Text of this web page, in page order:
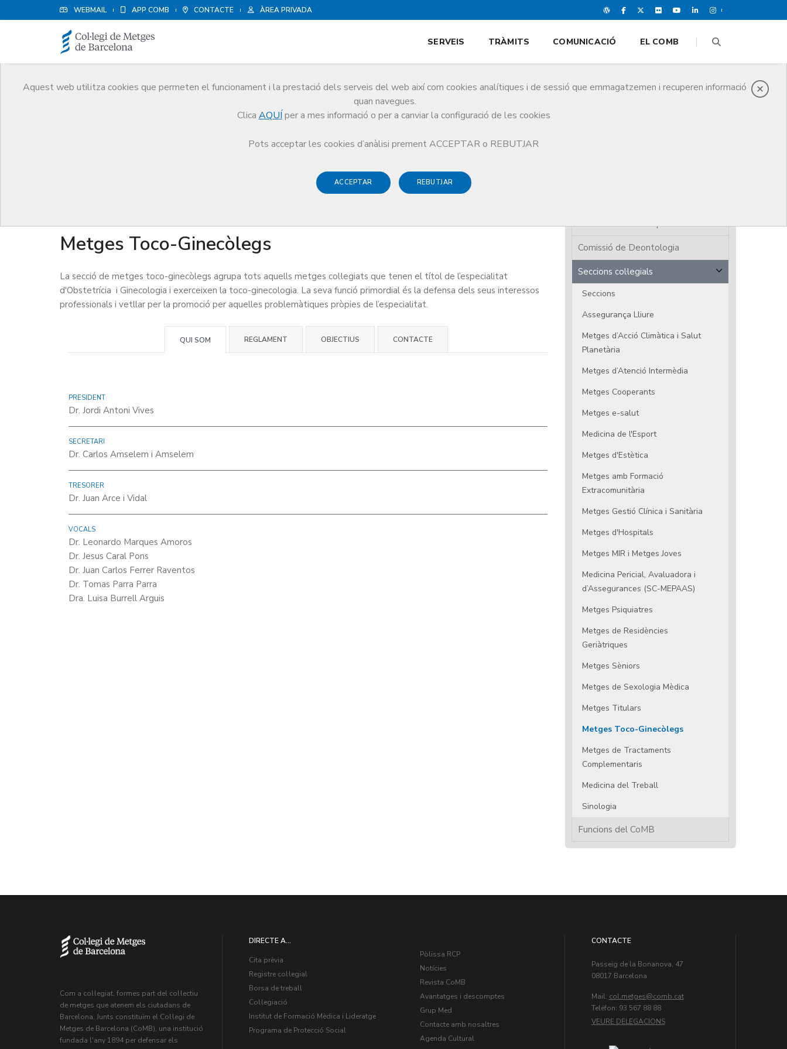
WEBMAIL APP COMB CONTACTE ÀREA PRIVADA
Aquest web utilitza cookies que permeten el funcionament i la prestació dels serveis del web així com cookies analítiques i de sessió que emmagatzemen i recuperen informació
quan navegues.
Clica AQUÍ per a mes informació o per a canviar la configuració de les cookies
Pots acceptar les cookies d’anàlisi prement ACCEPTAR o REBUTJAR
ACCEPTAR REBUTJAR
SERVEIS TRÀMITS COMUNICACIÓ EL COMB
Metges Toco-Ginecòlegs
Metges Toco-Ginecòlegs
La secció de metges toco-ginecòlegs agrupa tots aquells metges col·legiats que tenen el títol de l’especialitat
d'Obstetrícia i Ginecologia i exerceixen la toco-ginecologia. La seva funció primordial és la defensa dels seus interessos
professionals i vetllar per la promoció per aquelles problemàtiques pròpies de l’especialitat.
QUI SOM REGLAMENT OBJECTIUS CONTACTE
PRESIDENT
Dr. Jordi Antoni Vives
SECRETARI
Dr. Carlos Amselem i Amselem
TRESORER
Dr. Juan Arce i Vidal
VOCALS
Dr. Leonardo Marques Amoros
Dr. Jesus Caral Pons
Dr. Juan Carlos Ferrer Raventos
Dr. Tomas Parra Parra
Dra. Luisa Burrell Arguis
Assemblea de Compromissaris
Comissió de Deontologia
Seccions col·legials
Seccions
Assegurança Lliure
Metges d’Acció Climàtica i Salut
Planetària
Metges d’Atenció Intermèdia
Metges Cooperants
Metges e-salut
Medicina de l'Esport
Metges d'Estètica
Metges amb Formació
Extracomunitària
Metges Gestió Clínica i Sanitària
Metges d'Hospitals
Metges MIR i Metges Joves
Medicina Pericial, Avaluadora i
d’Assegurances (SC-MEPAAS)
Metges Psiquiatres
Metges de Residències
Geriàtriques
Metges Sèniors
Metges de Sexologia Mèdica
Metges Titulars
Metges Toco-Ginecòlegs
Metges de Tractaments
Complementaris
Medicina del Treball
Sinologia
Funcions del CoMB
Com a col·legiat, formes part del col·lectiu
de metges que atenem els ciutadans de
Barcelona. Junts constituïm el Col·legi de
Metges de Barcelona (CoMB), una institució
fundada l'any 1894 per defensar els
DIRECTE A...
Cita prèvia
Registre col·legial
Borsa de treball
Col·legiació
Institut de Formació Mèdica i Lideratge
Programa de Protecció Social
Pòlissa RCP
Notícies
Revista CoMB
Avantatges i descomptes
Grup Med
Contacte amb nosaltres
Agenda Cultural
CONTACTE
Passeig de la Bonanova, 47
08017 Barcelona
Mail: col.metges
Teléfon: 93 567 88 88
VEURE DELEGACIONS